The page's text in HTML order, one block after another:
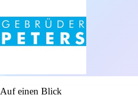
Auf einen Blick